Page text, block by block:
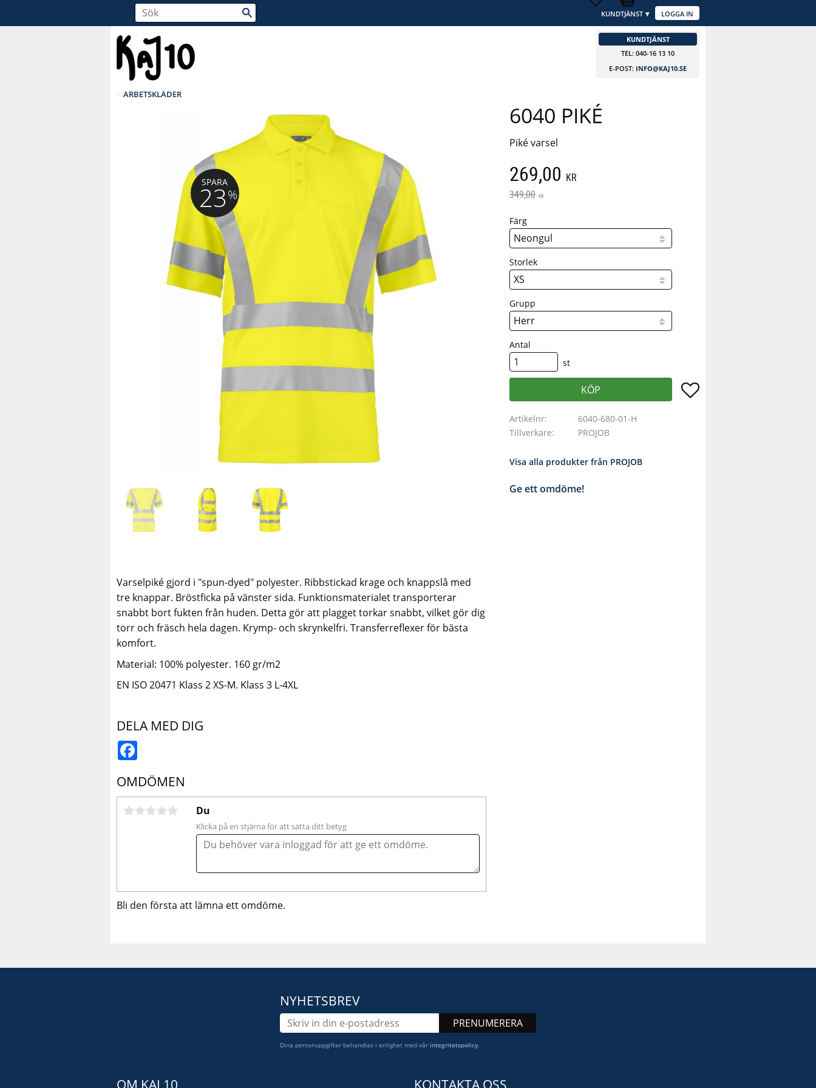
LOGGA IN
KUNDTJÄNST
KUNDTJÄNST
TEL: 040-16 13 10
E-POST: INFO@KAJ10.SE
ARBETSKLÄDER
6040 PIKÉ
Piké varsel
SPARA
23%
Nedsatt pris:
269,00 KR
Ordinarie pris:
349,00 KR
Färg
Storlek
Grupp
Antal
st
KÖP Lägg till i favoriter
Artikelnr
6040-680-01-H
Tillverkare
PROJOB
Visa alla produkter från PROJOB
Ge ett omdöme!
Varselpiké gjord i "spun-dyed" polyester. Ribbstickad krage och knappslå med
tre knappar. Bröstficka på vänster sida. Funktionsmaterialet transporterar
snabbt bort fukten från huden. Detta gör att plagget torkar snabbt, vilket gör dig
torr och fräsch hela dagen. Krymp- och skrynkelfri. Transferreflexer för bästa
komfort.
Material: 100% polyester. 160 gr/m2
EN ISO 20471 Klass 2 XS-M. Klass 3 L-4XL
DELA MED DIG
OMDÖMEN
Du
Klicka på en stjärna för att sätta ditt betyg
Bli den första att lämna ett omdöme.
NYHETSBREV
PRENUMERERA
Dina personuppgifter behandlas i enlighet med vår integritetspolicy.
OM KAJ 10 KONTAKTA OSS